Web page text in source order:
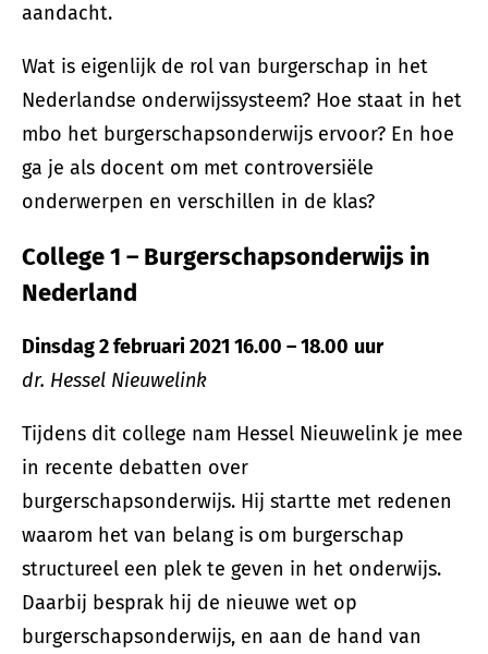
aandacht.
Wat is eigenlijk de rol van burgerschap in het
Nederlandse onderwijssysteem? Hoe staat in het
mbo het burgerschapsonderwijs ervoor? En hoe
ga je als docent om met controversiële
onderwerpen en verschillen in de klas?
College 1 – Burgerschapsonderwijs in
Nederland
Dinsdag 2 februari 2021 16.00 – 18.00 uur
dr. Hessel Nieuwelink
Tijdens dit college nam Hessel Nieuwelink je mee
in recente debatten over
burgerschapsonderwijs. Hij startte met redenen
waarom het van belang is om burgerschap
structureel een plek te geven in het onderwijs.
Daarbij besprak hij de nieuwe wet op
burgerschapsonderwijs, en aan de hand van